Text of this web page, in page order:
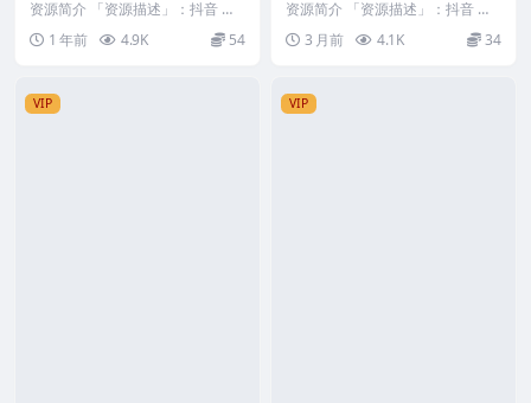
期
资源简介 「资源描述」：抖音 钟
意依阳 秘语空间 NO.005期 【15
P】 「...
1 年前 4.9K 54
O.017期
资源简介 「资源描述」：抖音 财
神爷的心尖尖 秘语空间 NO.017期
【11P...
3 月前 4.1K 34
VIP VIP